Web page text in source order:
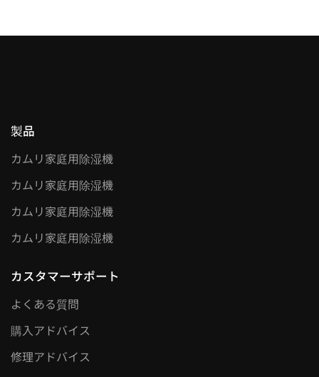
製品
カムリ家庭用除湿機
カムリ家庭用除湿機
カムリ家庭用除湿機
カムリ家庭用除湿機
カスタマーサポート
よくある質問
購入アドバイス
修理アドバイス